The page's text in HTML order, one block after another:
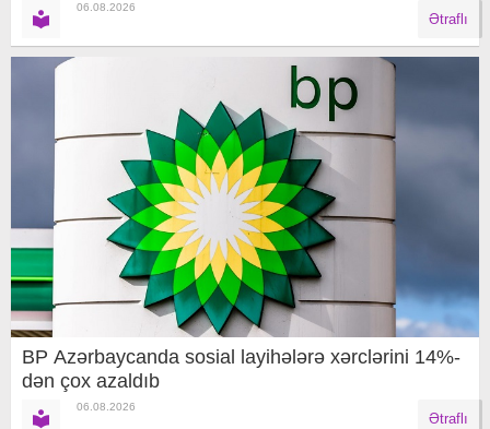
06.08.2026
Ətraflı
BP Azərbaycanda sosial layihələrə xərclərini 14%-
dən çox azaldıb
06.08.2026
Ətraflı